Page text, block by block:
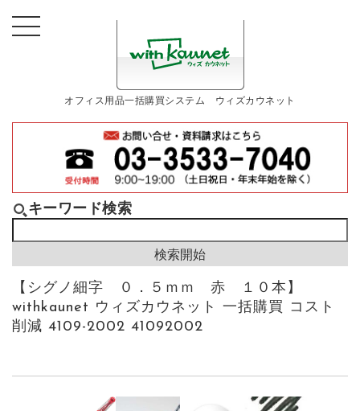
オフィス用品一括購買システム ウィズカウネット
キーワード検索
【シグノ細字 ０．５ｍｍ 赤 １０本】
withkaunet ウィズカウネット 一括購買 コスト
削減 4109-2002 41092002